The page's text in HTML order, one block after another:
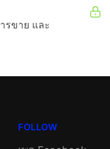
รขาย และ
FOLLOW